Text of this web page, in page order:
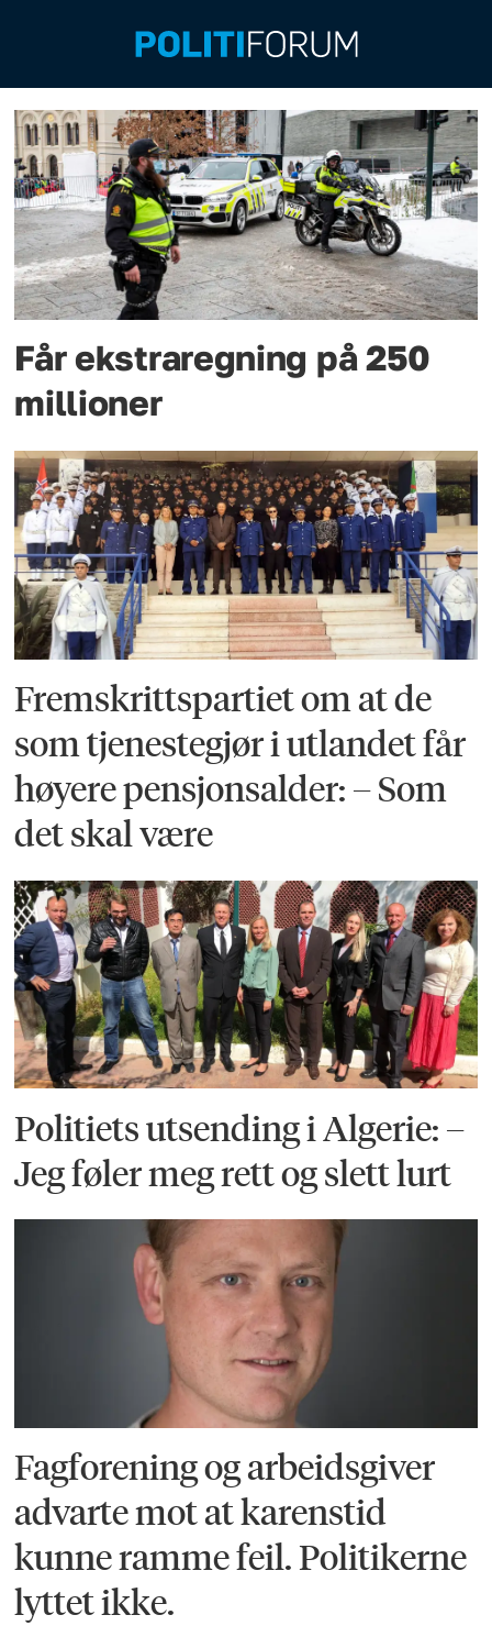
Emne:
pensjon
Får ekstraregning på 250
millioner
Fremskrittspartiet om at de
som tjenestegjør i utlandet får
høyere pensjonsalder: – Som
det skal være
Politiets utsending i Algerie: –
Jeg føler meg rett og slett lurt
Fagforening og arbeidsgiver
advarte mot at karenstid
kunne ramme feil. Politikerne
lyttet ikke.